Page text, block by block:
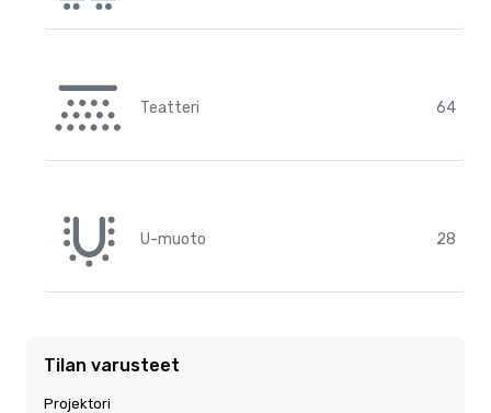
Teatteri 64
U-muoto 28
Tilan varusteet
Projektori